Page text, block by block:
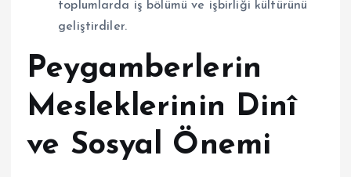
toplumlarda iş bölümü ve işbirliği kültürünü
geliştirdiler.
Peygamberlerin
Mesleklerinin Dinî
ve Sosyal Önemi